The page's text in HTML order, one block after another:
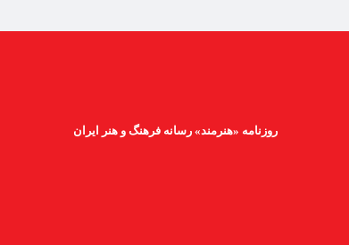
روزنامه «هنرمند» رسانه فرهنگ و هنر ایران